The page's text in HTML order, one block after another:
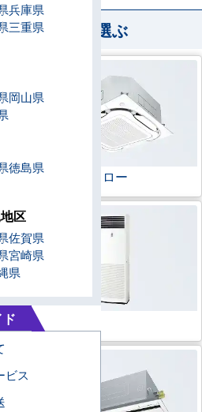
エアコンを選ぶ
ラウンドフロー
床置形
兵庫県
三重県
岡山県
徳島県
区
佐賀県
宮崎県
県
ビス